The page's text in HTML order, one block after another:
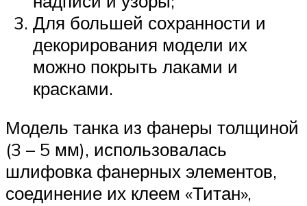
Для большей сохранности и
декорирования модели их
можно покрыть лаками и
красками.
Модель танка из фанеры толщиной
(3 – 5 мм), использовалась
шлифовка фанерных элементов,
соединение их клеем «Титан»,